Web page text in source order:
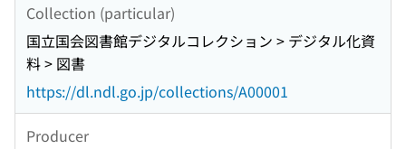
Collection (particular)
国立国会図書館デジタルコレクション > デジタル化資
料 > 図書
https://dl.ndl.go.jp/collections/A00001
Producer